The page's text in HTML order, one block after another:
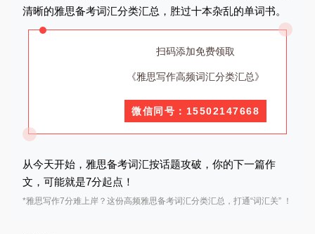
清晰的雅思备考词汇分类汇总，胜过十本杂乱的单词书。
扫码添加免费领取
《雅思写作高频词汇分类汇总》
微信同号：15502147668
从今天开始， 雅思备考词汇按话题攻破，你的下一篇作
文，可能就是7分起点！
*雅思写作7分难上岸？这份高频雅思备考词汇分类汇总，打通“词汇关” ！